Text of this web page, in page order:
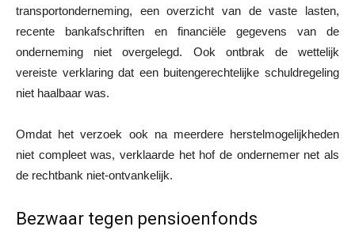
transportonderneming, een overzicht van de vaste lasten,
recente bankafschriften en financiële gegevens van de
onderneming niet overgelegd. Ook ontbrak de wettelijk
vereiste verklaring dat een buitengerechtelijke schuldregeling
niet haalbaar was.
Omdat het verzoek ook na meerdere herstelmogelijkheden
niet compleet was, verklaarde het hof de ondernemer net als
de rechtbank niet-ontvankelijk.
Bezwaar tegen pensioenfonds